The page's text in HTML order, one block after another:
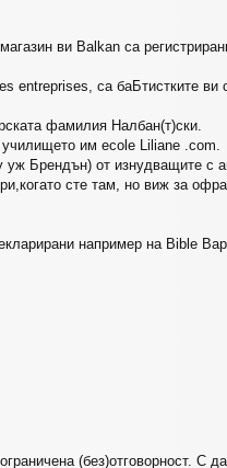
ви Balkan са
entreprises, са баБтистките ви
фамилия Налбан(т)ски.
училището им ecole Liliane .com.
Брендън) от изнудващите с
сте там, но виж за
например на Bible
(без)отговорност. С